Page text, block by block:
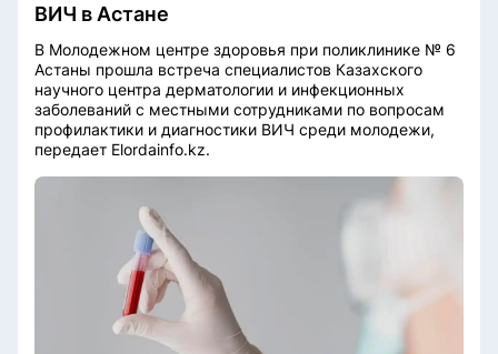
ВИЧ в Астане
В Молодежном центре здоровья при поликлинике № 6
Астаны прошла встреча специалистов Казахского
научного центра дерматологии и инфекционных
заболеваний с местными сотрудниками по вопросам
профилактики и диагностики ВИЧ среди молодежи,
передает Elordainfo.kz.